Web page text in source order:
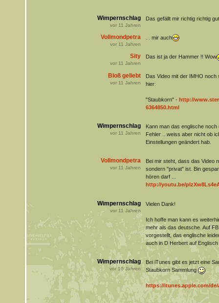
Wimpernschlag
vor 11 Jahren
Das gefällt mir richtig richtig
Vollmondpetra
vor 11 Jahren
... mir auch
Sity
vor 11 Jahren
Das ist ja der Hammer !! Wow
Bloß geliebt
vor 11 Jahren
Das Video mit der IMHO
hier:
"Staubkorn" - http://
6364850.html
Wimpernschlag
vor 11 Jahren
Kann man das englische
Fehler ...weiss aber nicht ob
Einstellungen geändert hab.
Vollmondpetra
vor 11 Jahren
Bei mir steht, dass das Video
sondern "privat" ist. Bin
hören darf ...
http://youtu.be/
Wimpernschlag
vor 11 Jahren
Vielen Dank!
Ich hoffe man kann es
mehr als das deutsche. Auf
vorgestellt, das englische
auch in D Herbert auf
Wimpernschlag
vor10Jahren
Bei iTunes gibt es jetzt eine
Staubkorn Sammlung
https://itunes.apple.com/